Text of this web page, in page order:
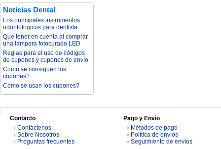
Noticias Dental
Los principales instrumentos
odontologicos para dentista
Que tener en cuenta al comprar
una lampara fotocurado LED
Reglas para el uso de códigos
de cupones y cupones de envío
Como se consiguen los
cupones?
Como se usan los cupones?
Contacto
Contáctenos
Sobre Nosotros
Preguntas frecuentes
Pago y Envío
Métodos de pago
Política de envíos
Seguimiento de envíos